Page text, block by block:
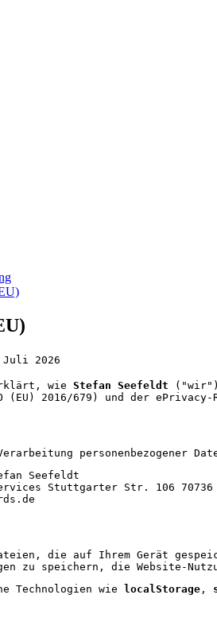
2026
wie Stefan Seefeldt ("wir")
VO (EU) 2016/679) und der
personenbezogener
Seefeldt
Stuttgarter Str. 106 70736
die auf Ihrem Gerät
zu speichern, die Website-
Technologien wie
localStorage ,